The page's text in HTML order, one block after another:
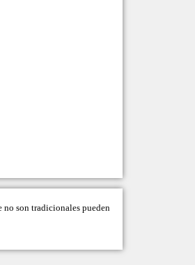
no son tradicionales pueden